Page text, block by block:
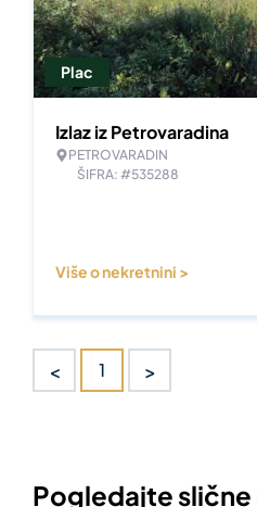
Plac
Izlaz iz Petrovaradina
PETROVARADIN
ŠIFRA: #535288
Više o nekretnini >
< 1 >
Pogledajte